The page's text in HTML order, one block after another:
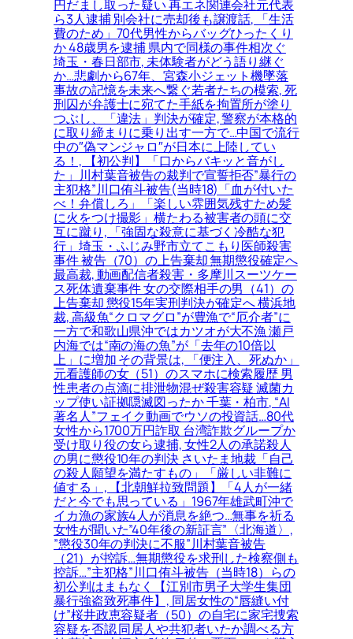
円だまし取った疑い 再エネ関連会社元代表
ら3人逮捕 別会社に売却後も譲渡話, 「生活
費のため」70代男性からバッグひったくり
か 48歳男を逮捕 県内で同様の事件相次ぐ
埼玉・春日部市, 未体験者がどう語り継ぐ
か…悲劇から67年、宮森小ジェット機墜落
事故の記憶を未来へ繋ぐ若者たちの模索, 死
刑囚が弁護士に宛てた手紙を拘置所が塗り
つぶし、「違法」判決が確定, 警察が本格的
に取り締まりに乗り出す一方で…中国で流行
中の″偽マンジャロ″が日本に上陸してい
る！, 【初公判】「口からバキッと音がし
た」川村葉音被告の裁判で宣誓拒否”暴行の
主犯格”川口侑斗被告(当時18)「血が付いた
べ！弁償しろ」「楽しい雰囲気残すため髪
に火をつけ撮影」横たわる被害者の頭に交
互に蹴り, 「強固な殺意に基づく冷酷な犯
行」埼玉・ふじみ野市立てこもり医師殺害
事件 被告（70）の上告棄却 無期懲役確定へ
最高裁, 動画配信者殺害・多摩川スーツケー
ス死体遺棄事件 女の交際相手の男（41）の
上告棄却 懲役15年実刑判決が確定へ 横浜地
裁, 高級魚“クロマグロ”が豊漁で“厄介者”に
一方で和歌山県沖ではカツオが大不漁 瀬戸
内海では“南の海の魚”が「去年の10倍以
上」に増加 その背景は, 「便注入、死ぬか」
元看護師の女（51）のスマホに検索履歴 男
性患者の点滴に排泄物混ぜ殺害容疑 滅菌カ
ップ使い証拠隠滅図ったか 千葉・柏市, “AI
著名人”フェイク動画でウソの投資話…80代
女性から1700万円詐取 台湾詐欺グループか
受け取り役の女ら逮捕, 女性2人の承諾殺人
の男に懲役10年の判決 さいたま地裁「自己
の殺人願望を満たすもの」「厳しい非難に
値する」, 【北朝鮮拉致問題】「4人が一緒
だと今でも思っている」1967年雄武町沖で
イカ漁の家族4人が消息を絶つ…無事を祈る
女性が聞いた”40年後の新証言”〈北海道〉,
”懲役30年の判決に不服”川村葉音被告
（21）が控訴…無期懲役を求刑した検察側も
控訴…”主犯格”川口侑斗被告（当時18）らの
初公判はまもなく【江別市男子大学生集団
暴行強盗致死事件】, 同居女性の“唇縫い付
け”桜井政恵容疑者（50）の自宅に家宅捜索
容疑を否認 同居人や共犯者いたか調べる方